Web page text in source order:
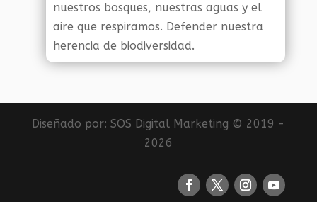
nuestros bosques, nuestras aguas y el
aire que respiramos. Defender nuestra
herencia de biodiversidad.
Diseñado por:SOS Digital Marketing © 2019 -
2026